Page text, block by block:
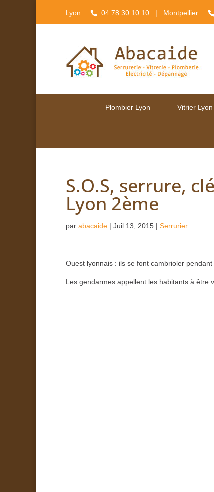
Lyon 04 78 30 10 10 | Montpellier
Plombier Lyon Vitrier Lyon
S.O.S, serrure,
Lyon 2ème
par abacaide | Juil 13, 2015 | Serrurier
Ouest lyonnais : ils se font cambrioler
Les gendarmes appellent les habitants à être